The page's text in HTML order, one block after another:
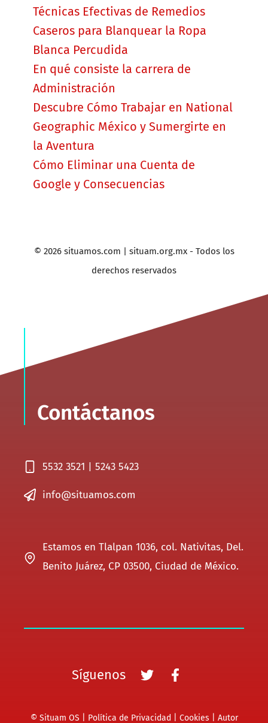
Técnicas Efectivas de Remedios
Caseros para Blanquear la Ropa
Blanca Percudida
En qué consiste la carrera de
Administración
Descubre Cómo Trabajar en National
Geographic México y Sumergirte en
la Aventura
Cómo Eliminar una Cuenta de
Google y Consecuencias
© 2026 situamos.com | situam.org.mx - Todos los
derechos reservados
Contáctanos
5532 3521 | 5243 5423
info@situamos.com
Estamos en Tlalpan 1036, col. Nativitas, Del.
Benito Juárez, CP 03500, Ciudad de México.
© Situam OS | Política de Privacidad Cookies Autor
Síguenos